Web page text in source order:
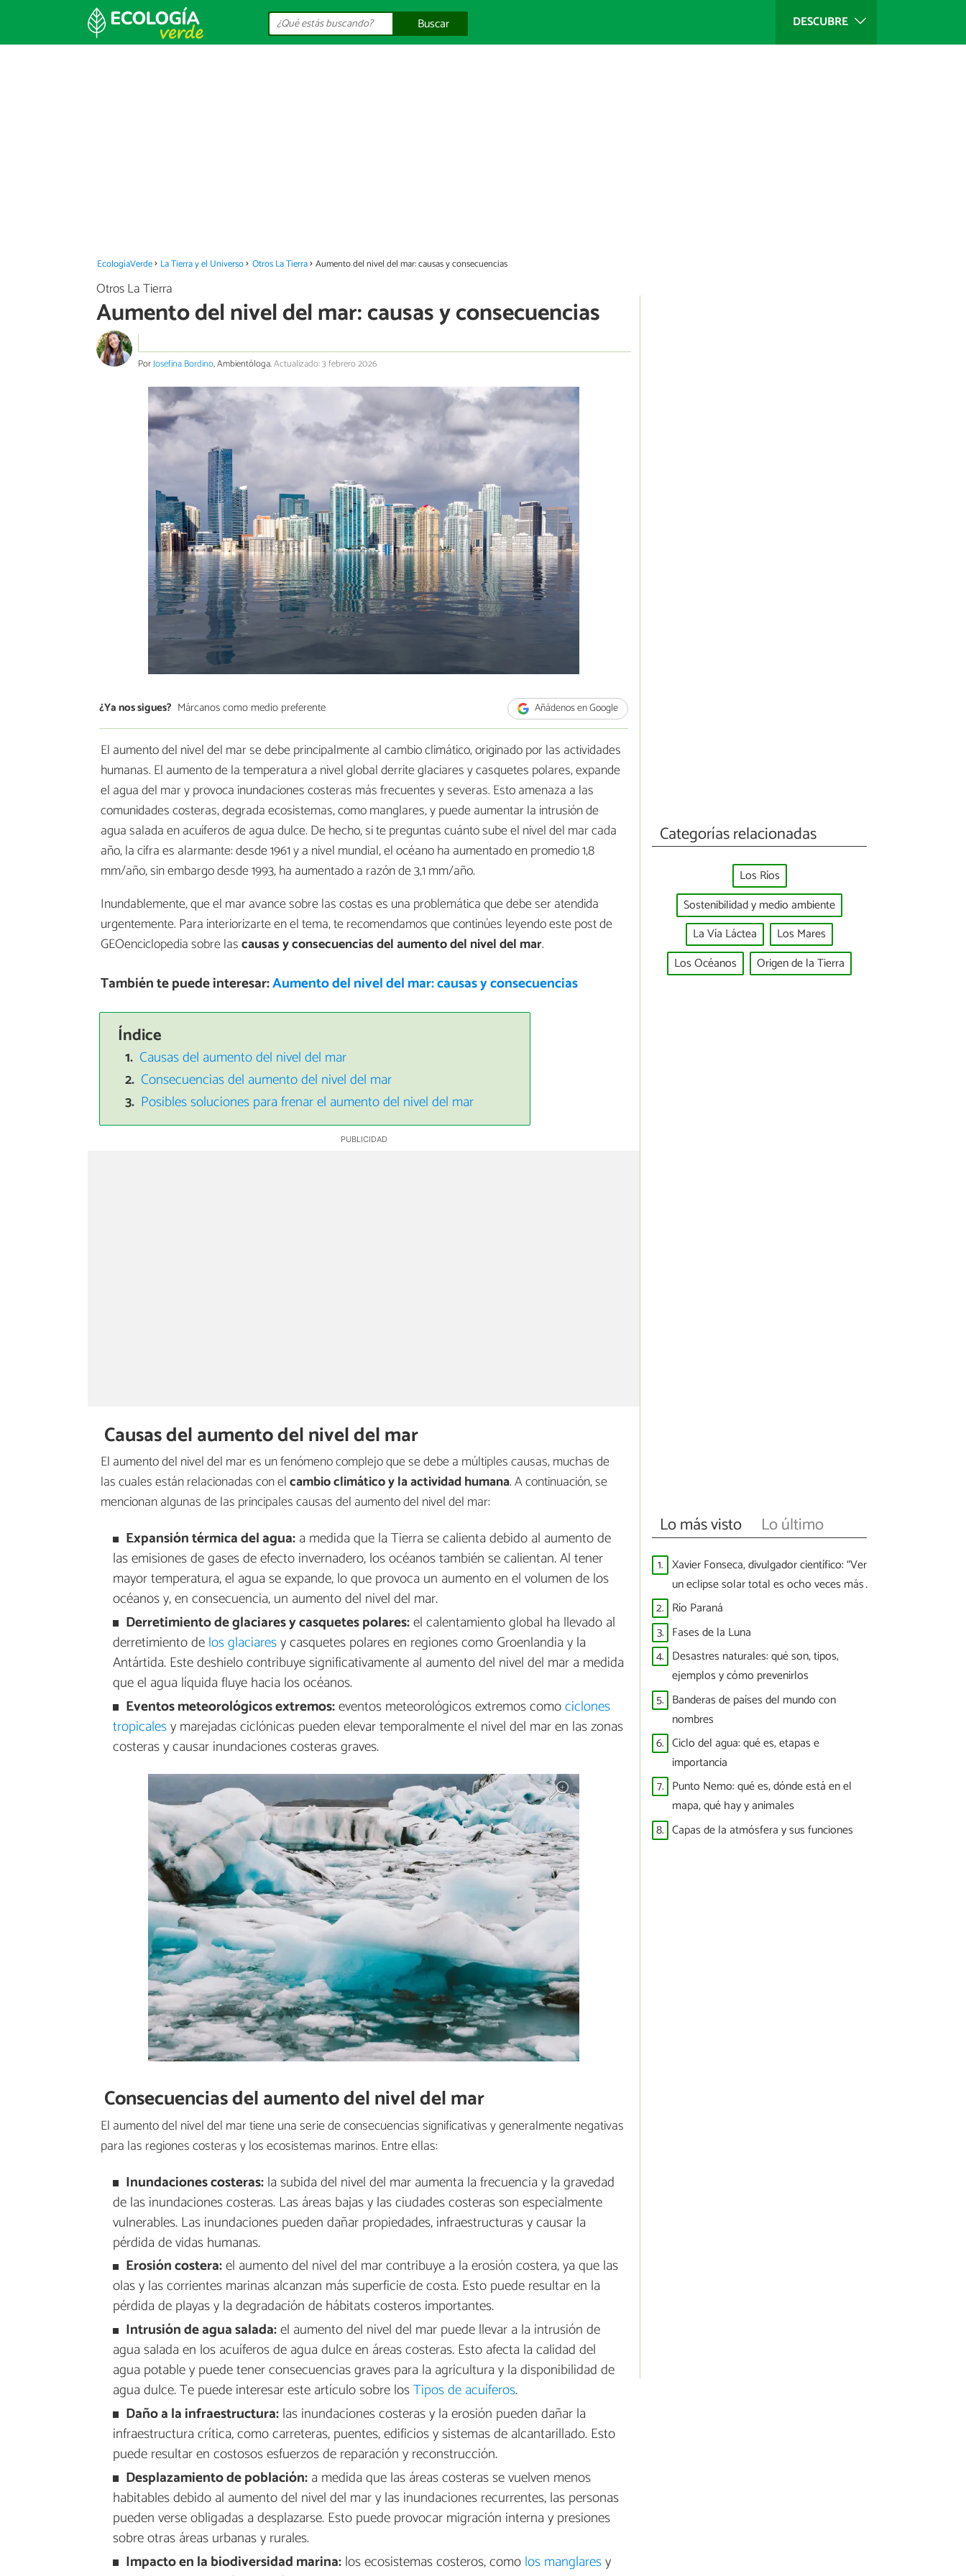
DESCUBRE
Buscar
EcologíaVerde La Tierra y el Universo Otros La Tierra Aumento del nivel del mar: causas y consecuencias
Otros La Tierra
Aumento del nivel del mar: causas y consecuencias
PorJosefina Bordino, Ambientóloga.Actualizado: 3 febrero 2026
¿Ya nos sigues? Márcanos como medio preferente Añádenos en Google
El aumento del nivel del mar se debe principalmente al cambio climático, originado por las actividades
humanas. El aumento de la temperatura a nivel global derrite glaciares y casquetes polares, expande
el agua del mar y provoca inundaciones costeras más frecuentes y severas. Esto amenaza a las
comunidades costeras, degrada ecosistemas, como manglares, y puede aumentar la intrusión de
agua salada en acuíferos de agua dulce. De hecho, si te preguntas cuánto sube el nivel del mar cada
año, la cifra es alarmante: desde 1961 y a nivel mundial, el océano ha aumentado en promedio 1,8
mm/año, sin embargo desde 1993, ha aumentado a razón de 3,1 mm/año.
Inundablemente, que el mar avance sobre las costas es una problemática que debe ser atendida
urgentemente. Para interiorizarte en el tema, te recomendamos que continúes leyendo este post de
GEOenciclopedia sobre lascausas y consecuencias del aumento del nivel del mar.
También te puede interesar:Aumento del nivel del mar: causas y consecuencias
Índice
Causas del aumento del nivel del mar
Consecuencias del aumento del nivel del mar
Posibles soluciones para frenar el aumento del nivel del mar
Causas del aumento del nivel del mar
El aumento del nivel del mar es un fenómeno complejo que se debe a múltiples causas, muchas de
las cuales están relacionadas con elcambio climático y la actividad humana. A continuación, se
mencionan algunas de las principales causas del aumento del nivel del mar:
Expansión térmica del agua:a medida que la Tierra se calienta debido al aumento de
las emisiones de gases de efecto invernadero, los océanos también se calientan. Al tener
mayor temperatura, el agua se expande, lo que provoca un aumento en el volumen de los
océanos y, en consecuencia, un aumento del nivel del mar.
Derretimiento de glaciares y casquetes polares:el calentamiento global ha llevado al
derretimiento delos glaciaresy casquetes polares en regiones como Groenlandia y la
Antártida. Este deshielo contribuye significativamente al aumento del nivel del mar a medida
que el agua líquida fluye hacia los océanos.
Eventos meteorológicos extremos:eventos meteorológicos extremos comociclones
tropicalesy marejadas ciclónicas pueden elevar temporalmente el nivel del mar en las zonas
costeras y causar inundaciones costeras graves.
Consecuencias del aumento del nivel del mar
El aumento del nivel del mar tiene una serie de consecuencias significativas y generalmente negativas
para las regiones costeras y los ecosistemas marinos. Entre ellas:
Inundaciones costeras:la subida del nivel del mar aumenta la frecuencia y la gravedad
de las inundaciones costeras. Las áreas bajas y las ciudades costeras son especialmente
vulnerables. Las inundaciones pueden dañar propiedades, infraestructuras y causar la
pérdida de vidas humanas.
Erosión costera:el aumento del nivel del mar contribuye a la erosión costera, ya que las
olas y las corrientes marinas alcanzan más superficie de costa. Esto puede resultar en la
pérdida de playas y la degradación de hábitats costeros importantes.
Intrusión de agua salada:el aumento del nivel del mar puede llevar a la intrusión de
agua salada en los acuíferos de agua dulce en áreas costeras. Esto afecta la calidad del
agua potable y puede tener consecuencias graves para la agricultura y la disponibilidad de
agua dulce. Te puede interesar este artículo sobre losTipos de acuíferos.
Daño a la infraestructura:las inundaciones costeras y la erosión pueden dañar la
infraestructura crítica, como carreteras, puentes, edificios y sistemas de alcantarillado. Esto
puede resultar en costosos esfuerzos de reparación y reconstrucción.
Desplazamiento de población:a medida que las áreas costeras se vuelven menos
habitables debido al aumento del nivel del mar y las inundaciones recurrentes, las personas
pueden verse obligadas a desplazarse. Esto puede provocar migración interna y presiones
sobre otras áreas urbanas y rurales.
Impacto en la biodiversidad marina:los ecosistemas costeros, comolos manglaresy
Categorías relacionadas
Los Ríos
Sostenibilidad y medio ambiente
La Vía Láctea
Los Mares
Los Océanos
Origen de la Tierra
Lo más visto Lo último
1. Xavier Fonseca, divulgador científico: “Ver
un eclipse solar total es ocho veces más
difícil que ver a España ganar un Mundial”
2. Río Paraná
3. Fases de la Luna
4. Desastres naturales: qué son, tipos,
ejemplos y cómo prevenirlos
5. Banderas de países del mundo con
nombres
6. Ciclo del agua: qué es, etapas e
importancia
7. Punto Nemo: qué es, dónde está en el
mapa, qué hay y animales
8. Capas de la atmósfera y sus funciones